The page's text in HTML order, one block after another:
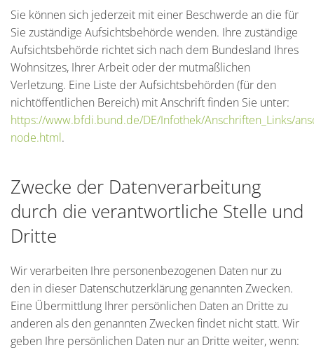
Sie können sich jederzeit mit einer Beschwerde an die für
Sie zuständige Aufsichtsbehörde wenden. Ihre zuständige
Aufsichtsbehörde richtet sich nach dem Bundesland Ihres
Wohnsitzes, Ihrer Arbeit oder der mutmaßlichen
Verletzung. Eine Liste der Aufsichtsbehörden (für den
nichtöffentlichen Bereich) mit Anschrift finden Sie unter:
https://www.bfdi.bund.de/DE/Infothek/Anschriften_Links/
node.html.
Zwecke der Datenverarbeitung
durch die verantwortliche Stelle und
Dritte
Wir verarbeiten Ihre personenbezogenen Daten nur zu
den in dieser Datenschutzerklärung genannten Zwecken.
Eine Übermittlung Ihrer persönlichen Daten an Dritte zu
anderen als den genannten Zwecken findet nicht statt. Wir
geben Ihre persönlichen Daten nur an Dritte weiter, wenn: